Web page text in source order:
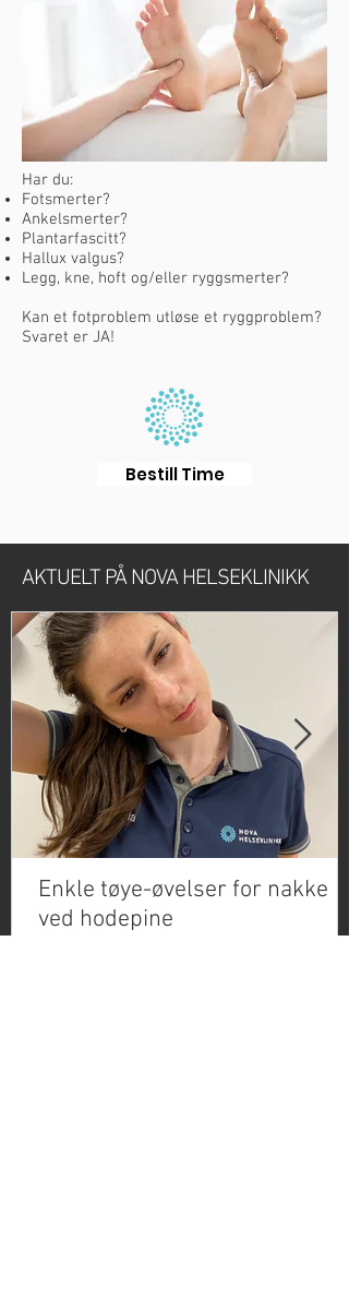
Har du:
Fotsmerter?
Ankelsmerter?
Plantarfascitt?
Hallux valgus?
Legg, kne, hoft og/eller ryggsmerter?
Kan et fotproblem utløse et ryggproblem?
Svaret er JA!
Bestill Time
AKTUELT PÅ NOVA HELSEKLINIKK
Enkle tøye-øvelser for nakke
ved hodepine